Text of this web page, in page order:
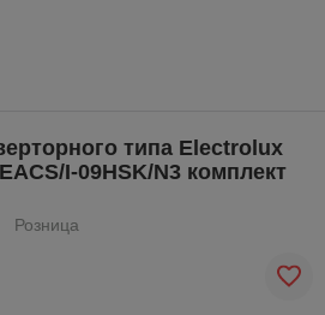
типа Electrolux
I-09HSK/N3 комплект
Розница